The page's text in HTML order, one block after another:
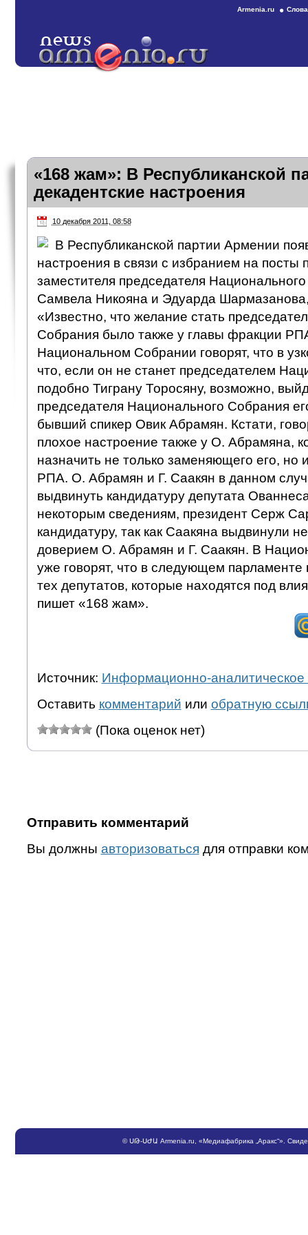
Armenia.ru
«168 жам»: В Республиканской
декадентские настроения
10 декабря 2011, 08:58
В Республиканской партии Армении
настроения в связи с избранием на посты
заместителя председателя
Самвела Никояна и Эдуарда
«Известно, что желание стать
Собрания было также у главы фракции
Национальном Собрании говорят, что в
что, если он не станет председателем
подобно Тиграну Торосяну, возможно,
председателя Национального Собрания
бывший спикер Овик Абрамян. Кстати,
плохое настроение также у О. Абрамяна,
назначить не только заменяющего его, но
РПА. О. Абрамян и Г. Саакян в данном
выдвинуть кандидатуру депутата
некоторым сведениям, президент Серж
кандидатуру, так как Саакяна выдвинули
доверием О. Абрамян и Г. Саакян. В
уже говорят, что в следующем парламенте
тех депутатов, которые находятся под
пишет «168 жам».
Источник: Информационно-аналитическое
Оставить комментарий или обратную
(Пока оценок нет)
Отправить комментарий
Вы должны авторизоваться для отправки
©ՍԹ-ՍԺԱ Armenia.ru , «Медиафабрика „Аракс“».